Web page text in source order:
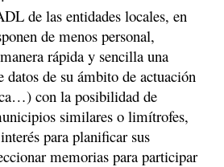
de las entidades locales, en
de menos personal,
rápida y sencilla una
datos de su ámbito de actuación
con la posibilidad de
similares o limítrofes,
para planificar sus
memorias para participar